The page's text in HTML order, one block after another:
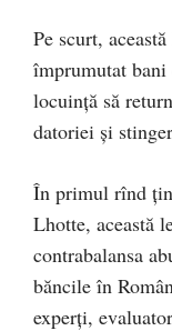
Pe scurt,
împrumutat bani
locuință să
datoriei şi
În primul rînd
Lhotte, această
contrabalansa
băncile în
experţi,